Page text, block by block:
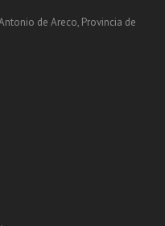
de Areco, Provincia de